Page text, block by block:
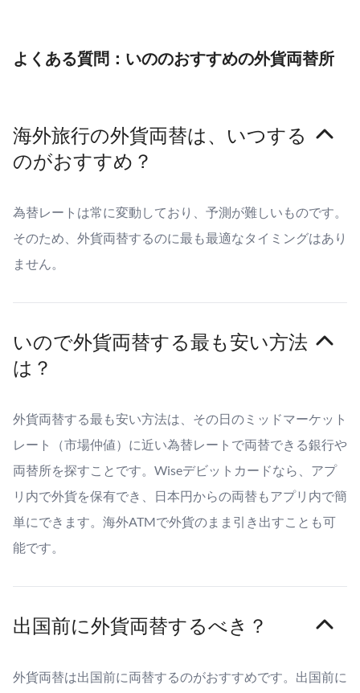
よくある質問：いののおすすめの外貨両替所
海外旅行の外貨両替は、いつする
のがおすすめ？
為替レートは常に変動しており、予測が難しいものです。
そのため、外貨両替するのに最も最適なタイミングはあり
ません。
いので外貨両替する最も安い方法
は？
外貨両替する最も安い方法は、その日のミッドマーケット
レート（市場仲値）に近い為替レートで両替できる銀行や
両替所を探すことです。Wiseデビットカードなら、アプ
リ内で外貨を保有でき、日本円からの両替もアプリ内で簡
単にできます。海外ATMで外貨のまま引き出すことも可
能です。
出国前に外貨両替するべき？
外貨両替は出国前に両替するのがおすすめです。出国前に